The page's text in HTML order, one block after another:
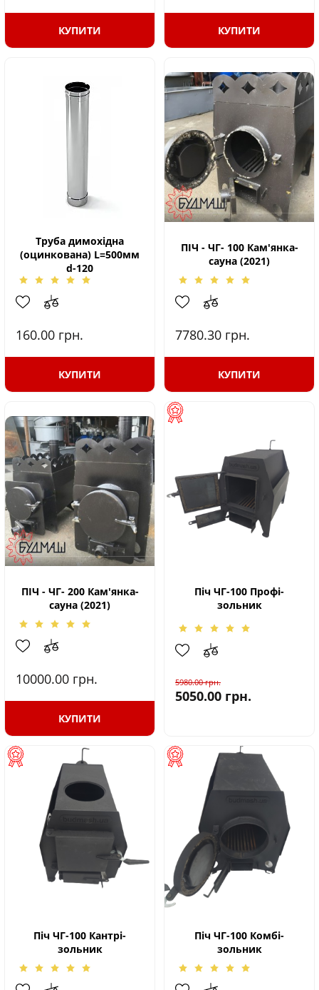
КУПИТИ КУПИТИ
Труба димохідна
(оцинкована) L=500мм
d-120
160.00 грн.
КУПИТИ
ПІЧ - ЧГ- 100 Кам'янка-
сауна (2021)
7780.30 грн.
КУПИТИ
ПІЧ - ЧГ- 200 Кам'янка-
сауна (2021)
10000.00 грн.
КУПИТИ
Піч ЧГ-100 Профі-
зольник
5980.00грн.
5050.00 грн.
Піч ЧГ-100 Кантрі-
зольник
Піч ЧГ-100 Комбі-
зольник